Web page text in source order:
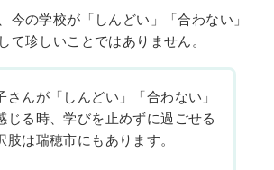
今の学校が「しんどい」「合わない」
て珍しいことではありません。
さんが「しんどい」「合わない」
じる時、学びを止めずに過ごせる
肢は瑞穂市にもあります。